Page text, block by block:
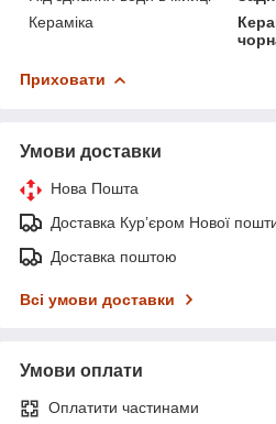
Кераміка
Приховати
Умови доставки
Нова Пошта
Доставка Курʼєром Нової
Доставка поштою
Всі умови доставки
Умови оплати
Оплатити частинами